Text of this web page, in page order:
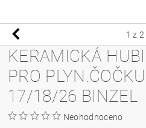
1 z 2
KERAMICKÁ
PRO
17/18/26 BINZEL
Neohodnoceno